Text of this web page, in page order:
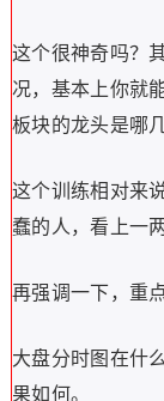
这个很神奇吗？
况，基本上你就
板块的龙头是哪几
这个训练相对来
蠢的人，看上一
再强调一下，重
大盘分时图在什
果如何。